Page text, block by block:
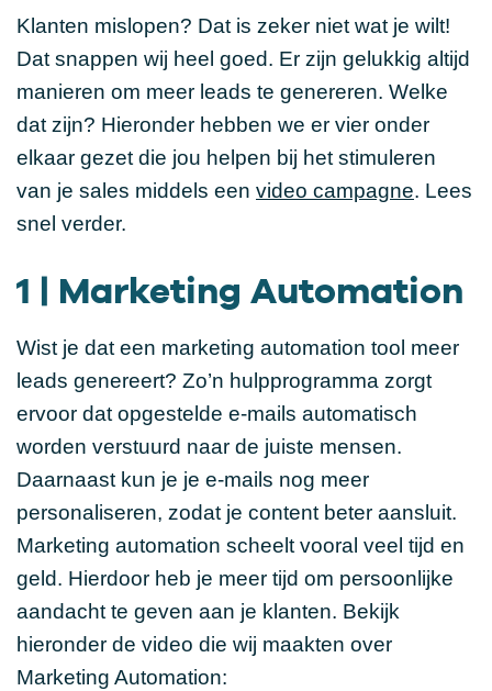
Klanten mislopen? Dat is zeker niet wat je wilt!
Dat snappen wij heel goed. Er zijn gelukkig altijd
manieren om meer leads te genereren. Welke
dat zijn? Hieronder hebben we er vier onder
elkaar gezet die jou helpen bij het stimuleren
van je sales middels een video campagne. Lees
snel verder.
1 | Marketing Automation
Wist je dat een marketing automation tool meer
leads genereert? Zo’n hulpprogramma zorgt
ervoor dat opgestelde e-mails automatisch
worden verstuurd naar de juiste mensen.
Daarnaast kun je je e-mails nog meer
personaliseren, zodat je content beter aansluit.
Marketing automation scheelt vooral veel tijd en
geld. Hierdoor heb je meer tijd om persoonlijke
aandacht te geven aan je klanten. Bekijk
hieronder de video die wij maakten over
Marketing Automation: